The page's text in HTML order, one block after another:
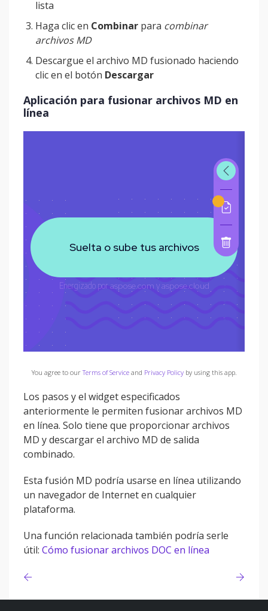
lista
Haga clic en Combinar para combinar
archivos MD
Descargue el archivo MD fusionado haciendo
clic en el botón Descargar
Aplicación para fusionar archivos MD en
línea
You agree to ourTerms of Serviceand Privacy Policyby using this app.
Los pasos y el widget especificados
anteriormente le permiten fusionar archivos MD
en línea. Solo tiene que proporcionar archivos
MD y descargar el archivo MD de salida
combinado.
Esta fusión MD podría usarse en línea utilizando
un navegador de Internet en cualquier
plataforma.
Una función relacionada también podría serle
útil: Cómo fusionar archivos DOC en línea